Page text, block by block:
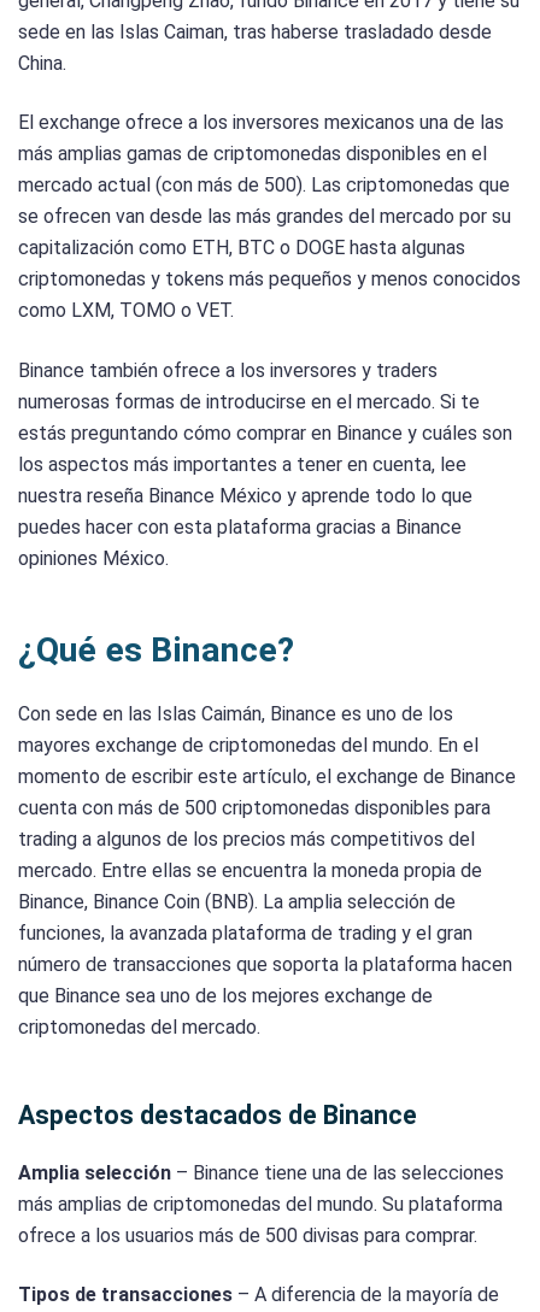
sede en las Islas Caiman, tras haberse trasladado desde
China.
El exchange ofrece a los inversores mexicanos una de las
más amplias gamas de criptomonedas disponibles en el
mercado actual (con más de 500). Las criptomonedas que
se ofrecen van desde las más grandes del mercado por su
capitalización como ETH, BTC o DOGE hasta algunas
criptomonedas y tokens más pequeños y menos conocidos
como LXM, TOMO o VET.
Binance también ofrece a los inversores y traders
numerosas formas de introducirse en el mercado. Si te
estás preguntando cómo comprar en Binance y cuáles son
los aspectos más importantes a tener en cuenta, lee
nuestra reseña Binance México y aprende todo lo que
puedes hacer con esta plataforma gracias a Binance
opiniones México.
¿Qué es Binance?
Con sede en las Islas Caimán, Binance es uno de los
mayores exchange de criptomonedas del mundo. En el
momento de escribir este artículo, el exchange de Binance
cuenta con más de 500 criptomonedas disponibles para
trading a algunos de los precios más competitivos del
mercado. Entre ellas se encuentra la moneda propia de
Binance, Binance Coin (BNB). La amplia selección de
funciones, la avanzada plataforma de trading y el gran
número de transacciones que soporta la plataforma hacen
que Binance sea uno de los mejores exchange de
criptomonedas del mercado.
Aspectos destacados de Binance
Amplia selección – Binance tiene una de las selecciones
más amplias de criptomonedas del mundo. Su plataforma
ofrece a los usuarios más de 500 divisas para comprar.
Tipos de transacciones – A diferencia de la mayoría de